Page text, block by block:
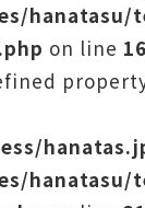
hanatasu/
on line 16
hanatasu/